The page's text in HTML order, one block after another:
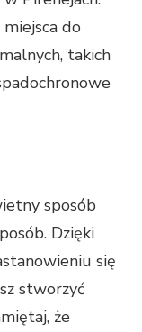
miejsca do
takich
sposób
Dzięki
się
stworzyć
że